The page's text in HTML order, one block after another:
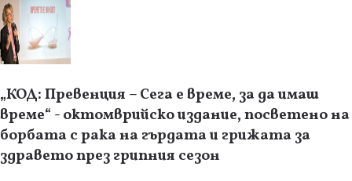
„КОД: Превенция – Сега е време, за да имаш
време“ - октомврийско издание, посветено на
борбата с рака на гърдата и грижата за
здравето през грипния сезон